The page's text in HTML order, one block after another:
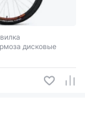
дисковые